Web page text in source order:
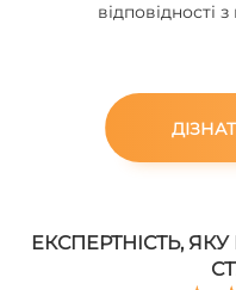
відповідності
ЕКСПЕРТНІСТЬ,